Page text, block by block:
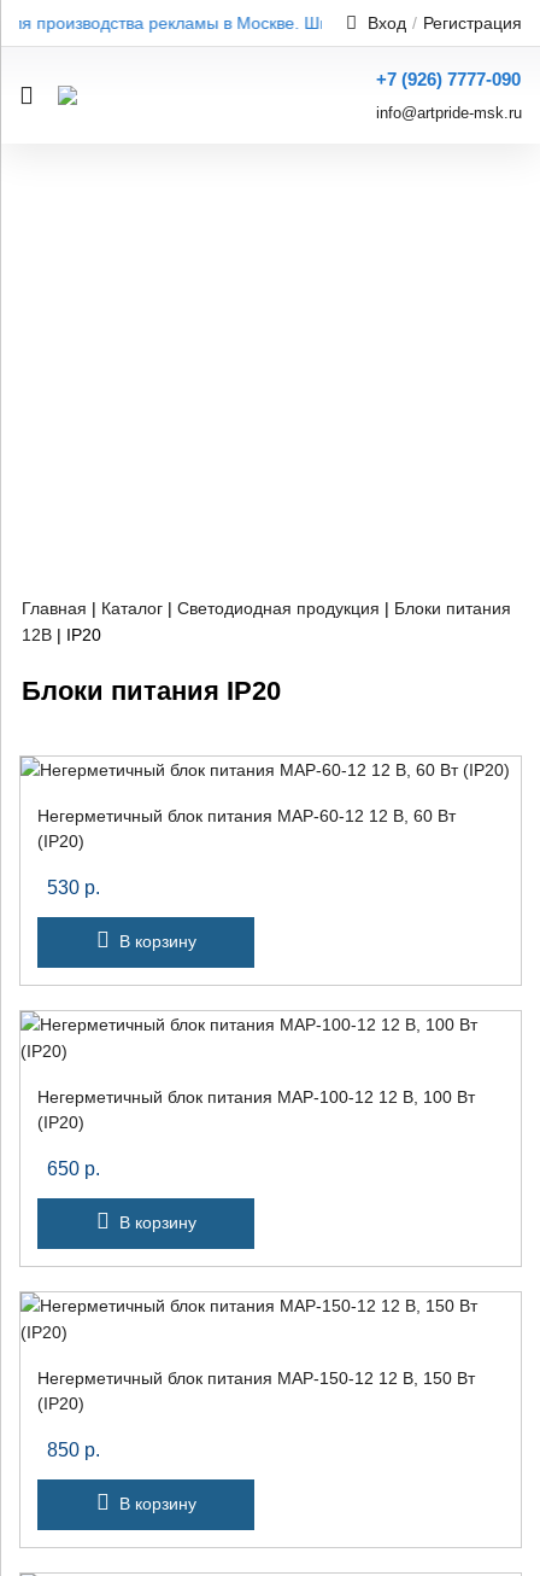
производства рекламы в Москве. Широкий ассортимент.
Вход / Регистрация
+7 (926) 7777-090
info@artpride-msk.ru
Главная | Каталог | Светодиодная продукция | Блоки питания
12В | IP20
Блоки питания IP20
Негерметичный блок питания MAP-60-12 12 В, 60 Вт
(IP20)
530 р.
В корзину
Негерметичный блок питания MAP-100-12 12 В, 100 Вт
(IP20)
650 р.
В корзину
Негерметичный блок питания MAP-150-12 12 В, 150 Вт
(IP20)
850 р.
В корзину